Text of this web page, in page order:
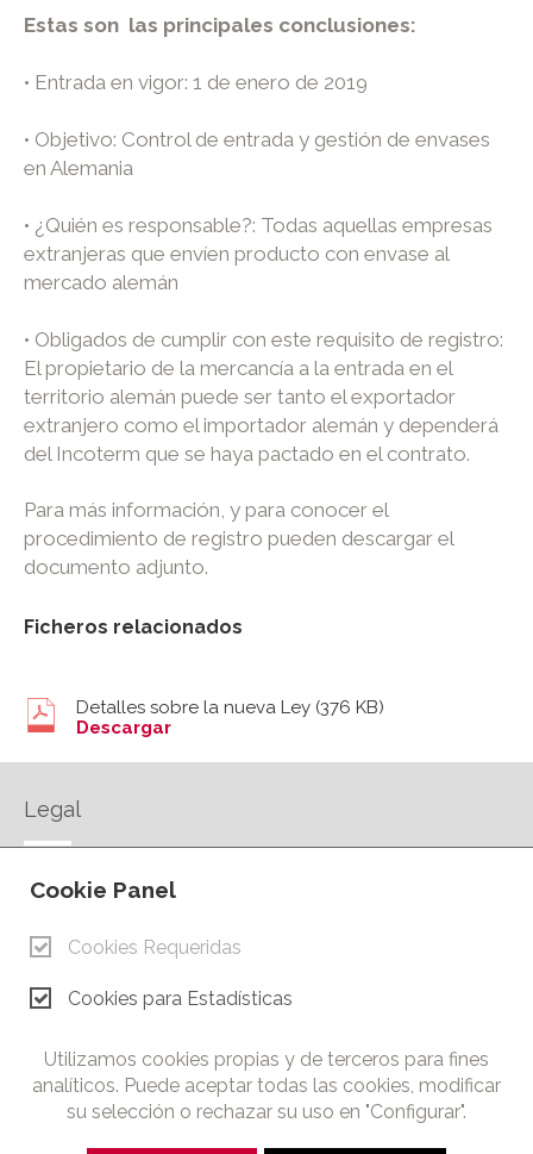
Estas son las principales conclusiones:
• Entrada en vigor: 1 de enero de 2019
• Objetivo: Control de entrada y gestión de envases
en Alemania
• ¿Quién es responsable?: Todas aquellas empresas
extranjeras que envíen producto con envase al
mercado alemán
• Obligados de cumplir con este requisito de registro:
El propietario de la mercancía a la entrada en el
territorio alemán puede ser tanto el exportador
extranjero como el importador alemán y dependerá
del Incoterm que se haya pactado en el contrato.
Para más información, y para conocer el
procedimiento de registro pueden descargar el
documento adjunto.
Ficheros relacionados
Detalles sobre la nueva Ley (376 KB)
Descargar
Legal
AVISO LEGAL
CONTACTO
Cámara de Comercio e Industria de Ciudad Real. Todos los
derechos reservados. Prohibida la reproducción total o parcial
de los contenidos de esta web.
Cookie Panel
Cookies Requeridas
Cookies para Estadísticas
Utilizamos cookies propias y de terceros para fines
analíticos. Puede aceptar todas las cookies, modificar
su selección o rechazar su uso en "Configurar".